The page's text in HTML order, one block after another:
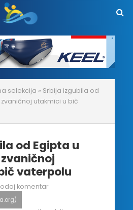
selekcija » Srbija izgubila od
utakmici u bič
od Egipta u
vaterpolu
komentar